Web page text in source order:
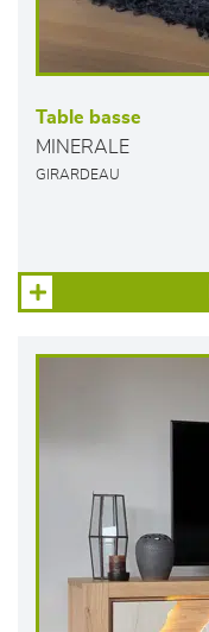
Table basse
MINERALE
GIRARDEAU